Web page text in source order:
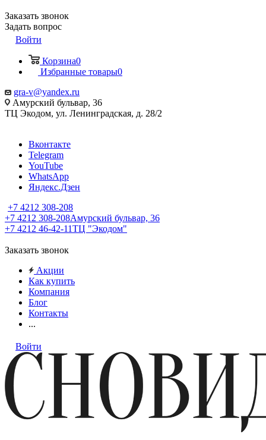
Заказать звонок
Задать вопрос
Войти
Корзина0
Избранные товары0
gra-v@yandex.ru
Амурский бульвар, 36
ТЦ Экодом, ул. Ленинградская, д. 28/2
Вконтакте
Telegram
YouTube
WhatsApp
Яндекс.Дзен
+7 4212 308-208
+7 4212 308-208Амурский бульвар, 36
+7 4212 46-42-11ТЦ "Экодом"
Заказать звонок
Акции
Как купить
Компания
Блог
Контакты
...
Войти